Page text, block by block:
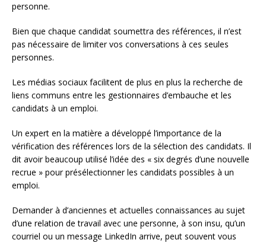
personne.
Bien que chaque candidat soumettra des références, il n’est
pas nécessaire de limiter vos conversations à ces seules
personnes.
Les médias sociaux facilitent de plus en plus la recherche de
liens communs entre les gestionnaires d’embauche et les
candidats à un emploi.
Un expert en la matière a développé l’importance de la
vérification des références lors de la sélection des candidats. Il
dit avoir beaucoup utilisé l’idée des « six degrés d’une nouvelle
recrue » pour présélectionner les candidats possibles à un
emploi.
Demander à d’anciennes et actuelles connaissances au sujet
d’une relation de travail avec une personne, à son insu, qu’un
courriel ou un message LinkedIn arrive, peut souvent vous